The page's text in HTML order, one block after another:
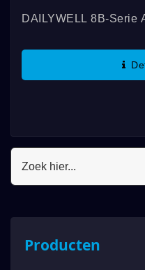
DAILYWELL 8B-Serie
Een
Producten